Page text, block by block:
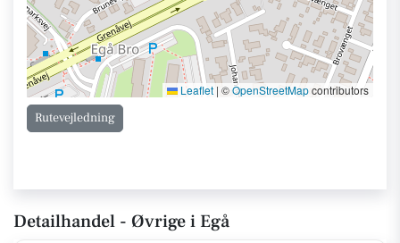
Leaflet | ©OpenStreetMapcontributors
Rutevejledning
Detailhandel - Øvrige i Egå